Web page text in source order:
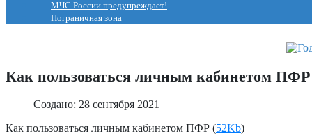
МЧС России предупреждает!
Пограничная зона
Как пользоваться личным кабинетом ПФР
Создано: 28 сентября 2021
Как пользоваться личным кабинетом ПФР (52Kb)